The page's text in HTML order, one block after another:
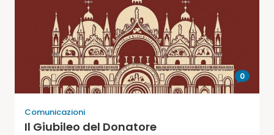
0
Comunicazioni
Il Giubileo del Donatore